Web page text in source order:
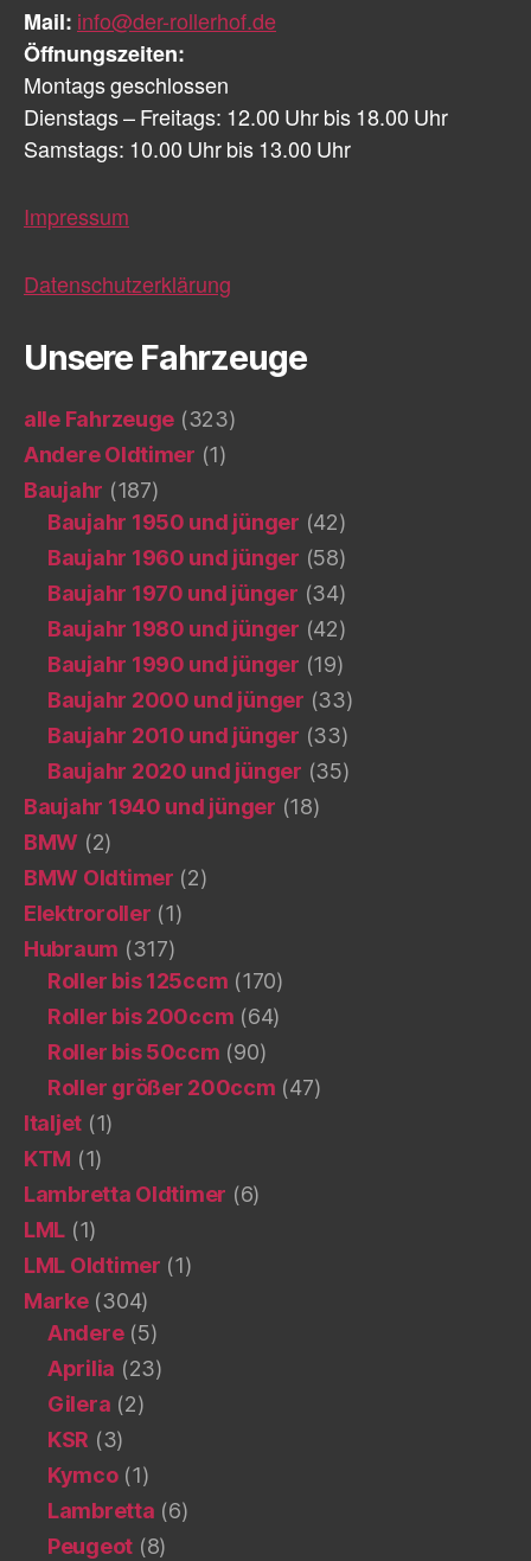
Mail: info@der-rollerhof.de
Öffnungszeiten:
Montags geschlossen
Dienstags – Freitags: 12.00 Uhr bis 18.00 Uhr
Samstags: 10.00 Uhr bis 13.00 Uhr
Impressum
Datenschutzerklärung
Unsere Fahrzeuge
alle Fahrzeuge (323)
Andere Oldtimer (1)
Baujahr (187)
Baujahr 1950 und jünger (42)
Baujahr 1960 und jünger (58)
Baujahr 1970 und jünger (34)
Baujahr 1980 und jünger (42)
Baujahr 1990 und jünger (19)
Baujahr 2000 und jünger (33)
Baujahr 2010 und jünger (33)
Baujahr 2020 und jünger (35)
Baujahr 1940 und jünger (18)
BMW (2)
BMW Oldtimer (2)
Elektroroller (1)
Hubraum (317)
Roller bis 125ccm (170)
Roller bis 200ccm (64)
Roller bis 50ccm (90)
Roller größer 200ccm (47)
Italjet (1)
KTM (1)
Lambretta Oldtimer (6)
LML (1)
LML Oldtimer (1)
Marke(304)
Andere(5)
Aprilia (23)
Gilera (2)
KSR (3)
Kymco(1)
Lambretta (6)
Peugeot (8)